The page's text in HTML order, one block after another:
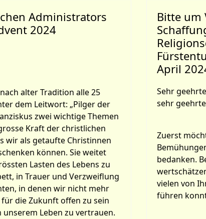
Administrators
2024
alter Tradition alle 25
dem Leitwort: „Pilger der
zwei wichtige Themen
Kraft der christlichen
wir als getaufte Christinnen
können. Sie weitet
Lasten des Lebens zu
in Trauer und Verzweiflung
in denen wir nicht mehr
die Zukunft offen zu sein
Leben zu vertrauen.
Bitte um
April
Sehr
sehr
Zuerst
bedanken.
vielen von
führen